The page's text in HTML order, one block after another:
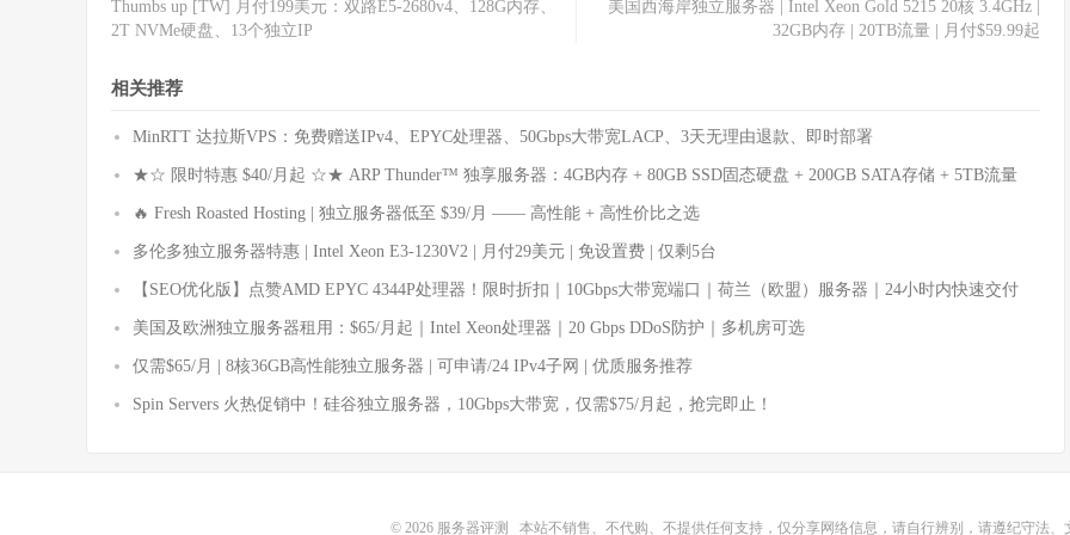
Thumbs up [TW] 月付199美元：双路E5-2680v4、128G内存、
2T NVMe硬盘、13个独立IP
美国西海岸独立服务器 | Intel Xeon Gold 5215 20核 3.4GHz |
32GB内存 | 20TB流量 | 月付$59.99起
相关推荐
MinRTT 达拉斯VPS：免费赠送IPv4、EPYC处理器、50Gbps大带宽LACP、3天无理由退款、即时部署
★☆ 限时特惠 $40/月起 ☆★ ARP Thunder™ 独享服务器：4GB内存 + 80GB SSD固态硬盘 + 200GB SATA存储 + 5TB流量
🔥 Fresh Roasted Hosting | 独立服务器低至 $39/月 —— 高性能 + 高性价比之选
多伦多独立服务器特惠 | Intel Xeon E3-1230V2 | 月付29美元 | 免设置费 | 仅剩5台
【SEO优化版】点赞AMD EPYC 4344P处理器！限时折扣｜10Gbps大带宽端口｜荷兰（欧盟）服务器｜24小时内快速交付
美国及欧洲独立服务器租用：$65/月起｜Intel Xeon处理器｜20 Gbps DDoS防护｜多机房可选
仅需$65/月 | 8核36GB高性能独立服务器 | 可申请/24 IPv4子网 | 优质服务推荐
Spin Servers 火热促销中！硅谷独立服务器，10Gbps大带宽，仅需$75/月起，抢完即止！
© 2026 服务器评测 本站不销售、不代购、不提供任何支持，仅分享网络信息，请自行辨别，请遵纪守法、